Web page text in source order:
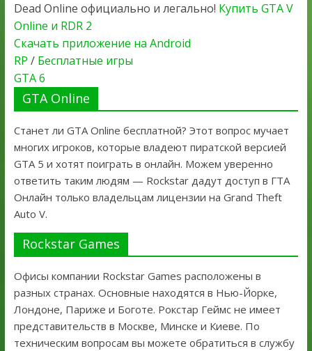
Dead Online официально и легально! Купить GTA V
Online и RDR 2
Скачать приложение на Android
RP / Бесплатные игры
GTA 6
GTA Online
Станет ли GTA Online бесплатной? Этот вопрос мучает
многих игроков, которые владеют пиратской версией
GTA 5 и хотят поиграть в онлайн. Можем уверенно
ответить таким людям — Rockstar дадут доступ в ГТА
Онлайн только владельцам лицензии на Grand Theft
Auto V.
Rockstar Games
Офисы компании Rockstar Games расположены в
разных странах. Основные находятся в Нью-Йорке,
Лондоне, Париже и Боготе. Рокстар Геймс не имеет
представительств в Москве, Минске и Киеве. По
техническим вопросам вы можете обратиться в службу